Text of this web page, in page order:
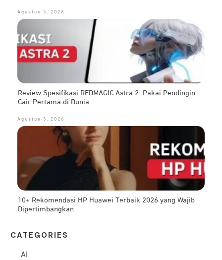
Agustus 5, 2026
Review Spesifikasi REDMAGIC Astra 2: Pakai Pendingin
Cair Pertama di Dunia
Agustus 3, 2026
10+ Rekomendasi HP Huawei Terbaik 2026 yang Wajib
Dipertimbangkan
CATEG ORIES
AI